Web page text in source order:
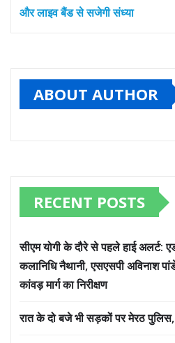
और लाइव बैंड से सजेगी संध्या
ABOUT AUTHOR
RECENT POSTS
सीएम योगी के दौरे से पहले हाई अलर्ट:
कलानिधि नैथानी, एसएसपी अविनाश
कांवड़ मार्ग का निरीक्षण
रात के दो बजे भी सड़कों पर मेरठ